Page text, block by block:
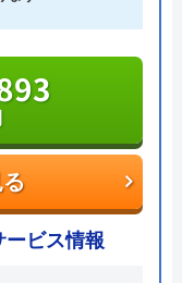
ービス情報